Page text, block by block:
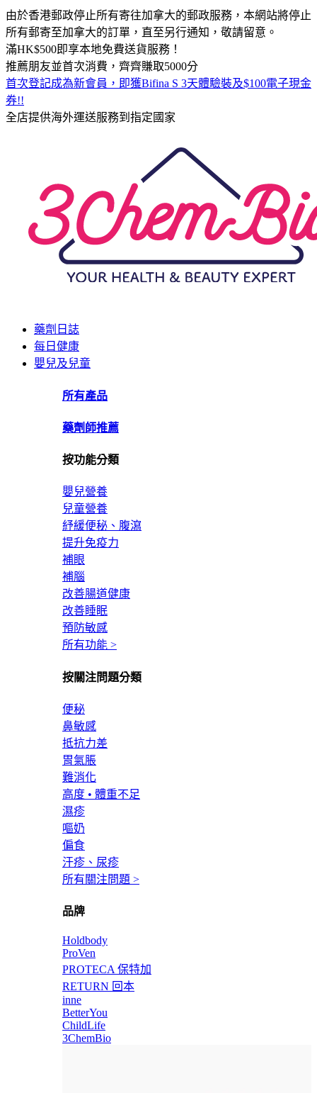
由於香港郵政停止所有寄往加拿大的郵政服務，本網站將停止
所有郵寄至加拿大的訂單，直至另行通知，敬請留意。
滿HK$500即享本地免費送貨服務！
推薦朋友並首次消費，齊齊賺取5000分
首次登記成為新會員，即獲Bifina S 3天體驗裝及$100電子現金
券!!
全店提供海外運送服務到指定國家
藥劑日誌
每日健康
嬰兒及兒童
所有產品
藥劑師推薦
按功能分類
嬰兒營養
兒童營養
紓緩便秘、腹瀉
提升免疫力
補眼
補腦
改善腸道健康
改善睡眠
預防敏感
所有功能 >
按關注問題分類
便秘
鼻敏感
抵抗力差
胃氣脹
難消化
高度 • 體重不足
濕疹
嘔奶
偏食
汗疹、尿疹
所有關注問題 >
品牌
Holdbody
ProVen
PROTECA 保特加
RETURN 回本
inne
BetterYou
ChildLife
3ChemBio